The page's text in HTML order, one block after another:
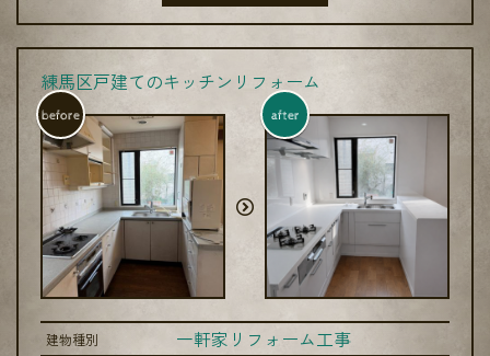
練馬区戸建てのキッチンリフォーム
before after
建物種別 一軒家リフォーム工事